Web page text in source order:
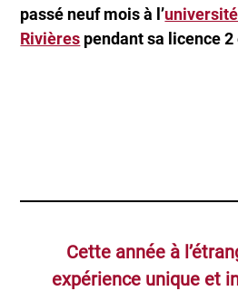
passé neuf mois à l’
Rivières pendant sa licence
Cette année à
expérience unique et